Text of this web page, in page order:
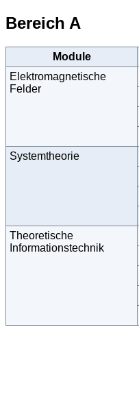
Bereich A
Module
Elektromagnetische
Felder
Systemtheorie
Theoretische
Informationstechnik